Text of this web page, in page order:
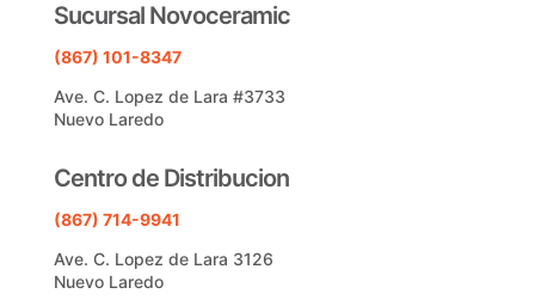
Sucursal Novoceramic
(867) 101-8347
Ave. C. Lopez de Lara #3733
Nuevo Laredo
Centro de Distribucion
(867) 714-9941
Ave. C. Lopez de Lara 3126
Nuevo Laredo